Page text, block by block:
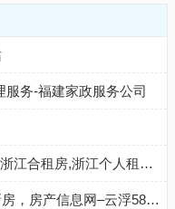
务-福建家政服务公司
浙江租房网-浙江日租房,浙江短租房,浙江合租房,浙江个人租房,浙江出租房屋信息
云浮房产网，云浮二手房，租房，新房，房产信息网–云浮58安居客